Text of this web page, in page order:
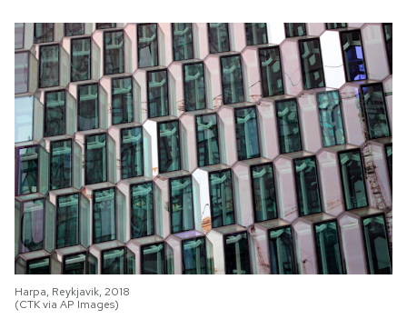
Harpa, Reykjavik, 2018
(CTK via AP Images)